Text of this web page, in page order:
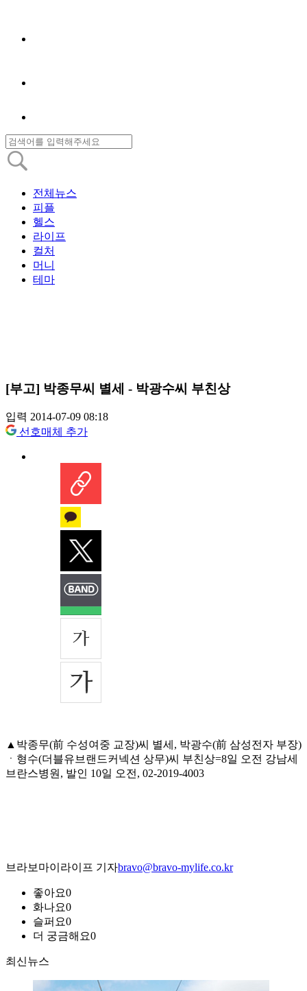
전체뉴스
피플
헬스
라이프
컬처
머니
테마
[부고] 박종무씨 별세 - 박광수씨 부친상
입력 2014-07-09 08:18
선호매체 추가
▲박종무(前 수성여중 교장)씨 별세, 박광수(前 삼성전자 부장)
ㆍ형수(더블유브랜드커넥션 상무)씨 부친상=8일 오전 강남세
브란스병원, 발인 10일 오전, 02-2019-4003
브라보마이라이프 기자bravo@bravo-mylife.co.kr
좋아요0
화나요0
슬퍼요0
더 궁금해요0
최신뉴스